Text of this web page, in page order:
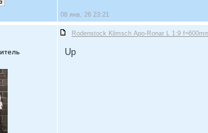
08 янв, 26 23:21
Rodenstock Klimsch Apo-Ronar L 1:9
Up